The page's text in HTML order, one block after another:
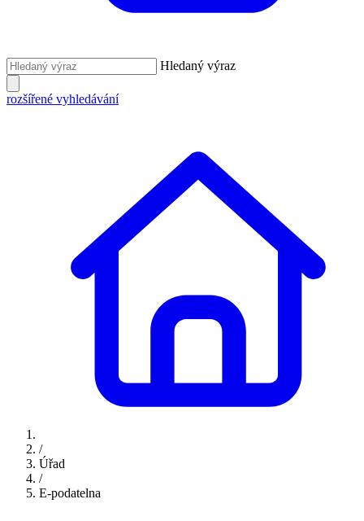
Hledaný výraz
rozšířené vyhledávání
/
Úřad
/
E-podatelna